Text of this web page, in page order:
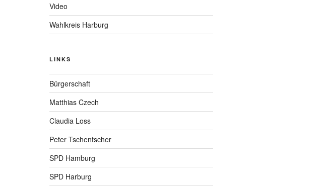
Video
Wahlkreis Harburg
LINKS
Bürgerschaft
Matthias Czech
Claudia Loss
Peter Tschentscher
SPD Hamburg
SPD Harburg